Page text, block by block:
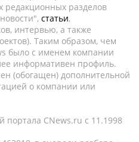
редакционных разделов
статьи,
интервью, а также
Таким образом, чем
было с именем компании
информативен профиль.
(обогащен) дополнительной
о компании или
портала CNews.ru c 11.1998